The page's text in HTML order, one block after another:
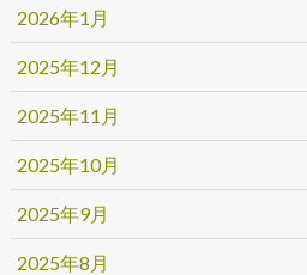
2026年1月
2025年12月
2025年11月
2025年10月
2025年9月
2025年8月